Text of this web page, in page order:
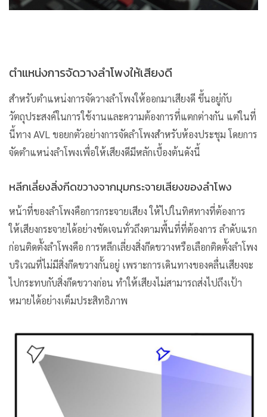
ตำแหน่งการจัดวางลำโพงให้เสียงดี
สำหรับตำแหน่งการจัดวางลำโพงให้ออกมาเสียงดี ขึ้นอยู่กับ
วัตถุประสงค์ในการใช้งานและความต้องการที่แตกต่างกัน แต่ในที่
นี้ทาง AVL ขอยกตัวอย่างการจัดลำโพงสำหรับห้องประชุม โดยการ
จัดตำแหน่งลำโพงเพื่อให้เสียงดีมีหลักเบื้องต้นดังนี้
หลีกเลี่ยงสิ่งกีดขวางจากมุมกระจายเสียงของลำโพง
หน้าที่ของลำโพงคือการกระจายเสียง ให้ไปในทิศทางที่ต้องการ
ให้เสียงกระจายได้อย่างชัดเจนทั่วถึงตามพื้นที่ที่ต้องการ ลำดับแรก
ก่อนติดตั้งลำโพงคือ การหลีกเลี่ยงสิ่งกีดขวางหรือเลือกติดตั้งลำโพง
บริเวณที่ไม่มีสิ่งกีดขวางกั้นอยู่ เพราะการเดินทางของคลื่นเสียงจะ
ไปกระทบกับสิ่งกีดขวางก่อน ทำให้เสียงไม่สามารถส่งไปถึงเป้า
หมายได้อย่างเต็มประสิทธิภาพ